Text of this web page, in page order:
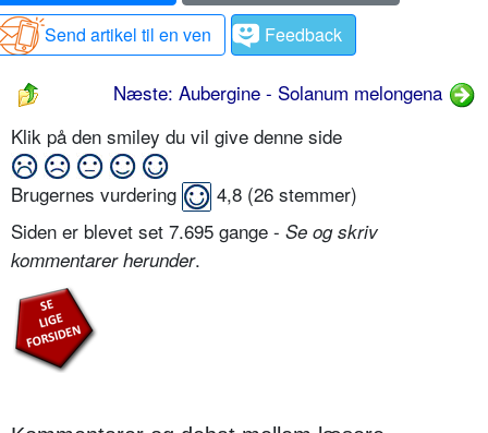
Send artikel til en ven
Feedback
Næste: Aubergine - Solanum melongena
Klik på den smiley du vil give denne side
Brugernes vurdering 4,8 (26 stemmer)
Siden er blevet set 7.695 gange - Se og skriv
kommentarer herunder.